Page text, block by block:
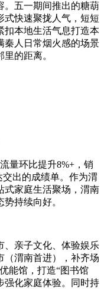
。五一期间推出的糖葫
式快速聚拢人气，短短
扣本地生活气息打造本
秦人日常烟火感的场景
的距离。
量环比提升8%+，销
出的成绩单。作为渭
式家庭生活聚场，渭南
持续向好。
、亲子文化、体验娱乐
（渭南首进），补齐场
能馆，打造“图书馆
强化家庭体验。同时持